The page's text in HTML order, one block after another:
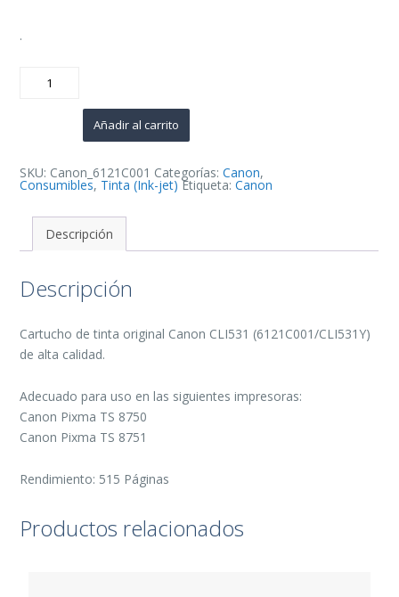
.
CLI531
6121C001/CLI531Y
cantidad
Añadir al carrito
SKU: Canon_6121C001 Categorías:Canon,
Consumibles, Tinta (Ink-jet) Etiqueta:Canon
Descripción
Descripción
Cartucho de tinta original Canon CLI531 (6121C001/CLI531Y)
de alta calidad.
Adecuado para uso en las siguientes impresoras:
Canon Pixma TS 8750
Canon Pixma TS 8751
Rendimiento: 515 Páginas
Productos relacionados